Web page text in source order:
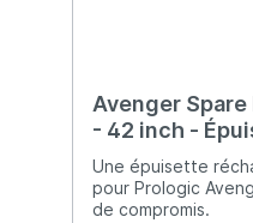
Avenger
- 42 inch -
Une épuisette
pour Prologic
de compromis.